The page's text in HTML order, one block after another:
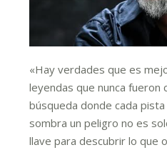
«Hay verdades que es
leyendas que nunca fueron
búsqueda donde cada
sombra un peligro no es
llave para descubrir lo que